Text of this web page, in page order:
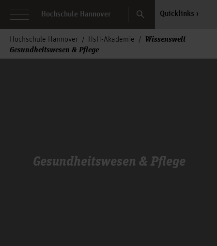
Hochschule Hannover Search Quicklinks
Hochschule Hannover HsH-Akademie
Wissenswelt
Gesundheitswesen & Pflege
Gesundheitswesen & Pflege